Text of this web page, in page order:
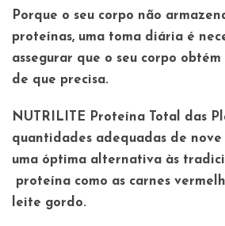
Porque o seu corpo não
proteínas, uma toma diária é
assegurar que o seu corpo
de que precisa.
NUTRILITE Proteína Total das
quantidades adequadas de nove
uma óptima alternativa às
proteína como as carnes
leite gordo.